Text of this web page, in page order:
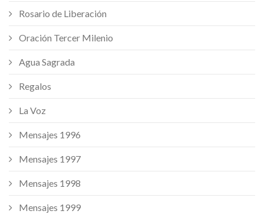
Rosario de Liberación
Oración Tercer Milenio
Agua Sagrada
Regalos
La Voz
Mensajes 1996
Mensajes 1997
Mensajes 1998
Mensajes 1999